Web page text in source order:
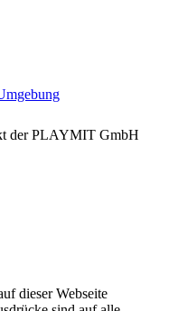
der PLAYMIT GmbH
dieser Webseite